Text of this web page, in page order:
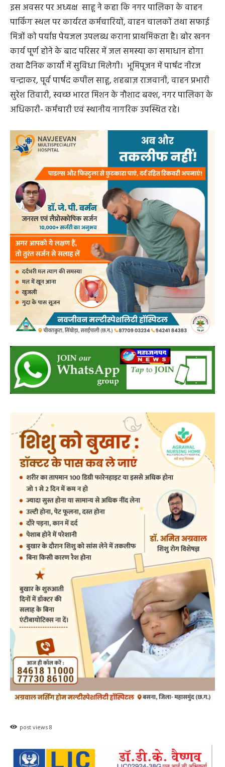
इस अवसर पर अध्यक्ष साहू ने कहा कि नगर पालिका के वाहन
पार्किंग स्थल पर कार्यरत कर्मचारियों, वाहन चालकों तथा सफाई
मित्रों को पर्याप्त पेयजल उपलब्ध कराना प्राथमिकता है। बोर खनन
कार्य पूर्ण होने के बाद परिसर में जल समस्या का समाधान होगा
तथा दैनिक कार्यों में सुविधा मिलेगी। भूमिपूजन में पार्षद नीरज
चन्द्राकर, पूर्व पार्षद कपील साहू, शहबाज़ राजवानी, वाहन प्रभारी
सुरेश तिवारी, स्वच्छ भारत मिशन के नौशाद बक्श, नगर पालिका के
अधिकारी- कर्मचारी एवं स्थानीय नागरिक उपस्थित रहे।
post views 8